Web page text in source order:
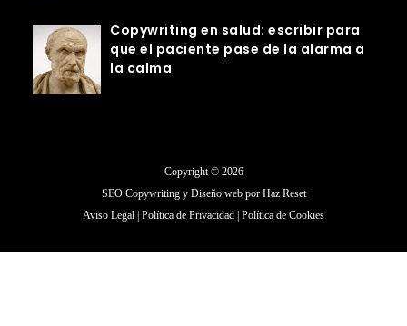
Copywriting en salud: escribir para
que el paciente pase de la alarma a
la calma
Copyright © 2026
SEO Copywriting y Diseño web por Haz Reset
Aviso Legal | Política de Privacidad | Política de Cookies